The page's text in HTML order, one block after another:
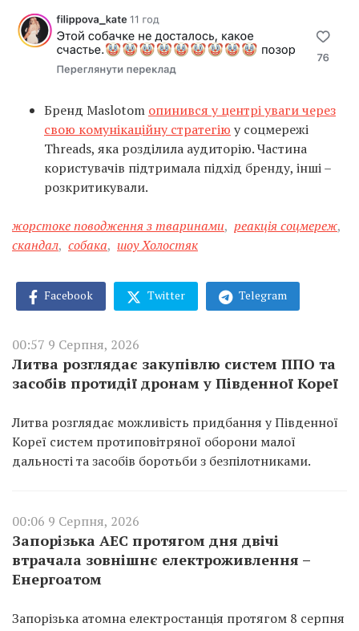
Бренд Maslotom опинився у центрі уваги через
свою комунікаційну стратегію у соцмережі
Threads, яка розділила аудиторію. Частина
користувачів підтримала підхід бренду, інші –
розкритикували.
жорстоке поводження з тваринами, реакція соцмереж,
скандал, собака, шоу Холостяк
Facebook Twitter Telegram
00:57 9 Серпня, 2026
Литва розглядає закупівлю систем ППО та
засобів протидії дронам у Південної Кореї
Литва розглядає можливість придбання у Південної
Кореї систем протиповітряної оборони малої
дальності та засобів боротьби з безпілотниками.
00:06 9 Серпня, 2026
Запорізька АЕС протягом дня двічі
втрачала зовнішнє електроживлення –
Енергоатом
Запорізька атомна електростанція протягом 8 серпня